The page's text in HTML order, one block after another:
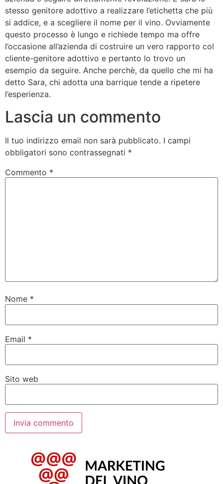
stesso genitore adottivo a realizzare l’etichetta che più
si addice, e a scegliere il nome per il vino. Ovviamente
questo processo è lungo e richiede tempo ma offre
l’occasione all’azienda di costruire un vero rapporto col
cliente-genitore adottivo e pertanto lo trovo un
esempio da seguire. Anche perchè, da quello che mi ha
detto Sara, chi adotta una barrique tende a ripetere
l’esperienza.
Lascia un commento
Il tuo indirizzo email non sarà pubblicato. I campi
obbligatori sono contrassegnati *
Commento *
Nome *
Email *
Sito web